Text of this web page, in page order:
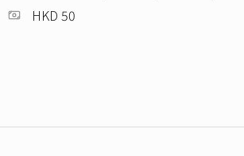
HKD 50